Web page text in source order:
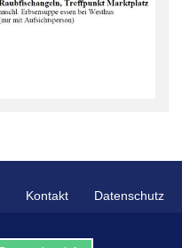
Kontakt Datenschutz